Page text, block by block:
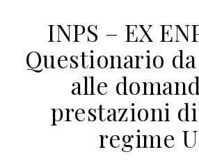
INPS – EX
Questionario
alle
prestazioni
regime